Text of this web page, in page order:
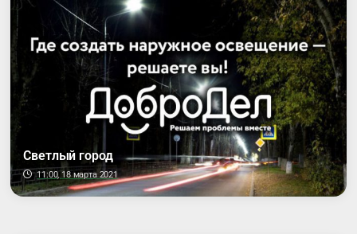
Светлый город
11:00, 18 марта 2021